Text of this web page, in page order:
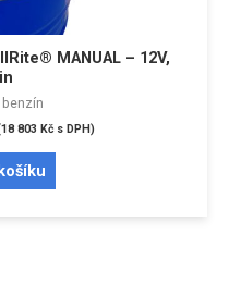
MANUAL – 12V,
18 803 Kč s DPH)